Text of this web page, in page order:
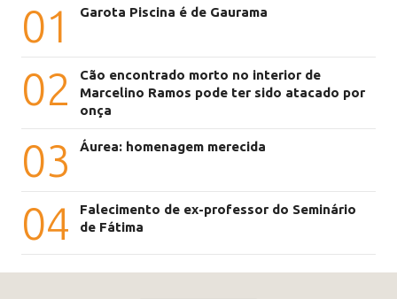
01 Garota Piscina é de Gaurama
02
Cão encontrado morto no interior de
Marcelino Ramos pode ter sido atacado por
onça
03 Áurea: homenagem merecida
04
Falecimento de ex-professor do Seminário
de Fátima